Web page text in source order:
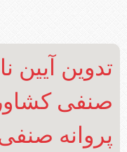
تدوین آیین
صنفی
پروانه